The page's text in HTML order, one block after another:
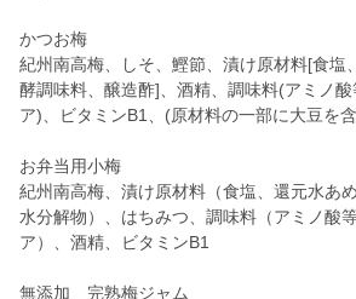
かつお梅
紀州南高梅、しそ、鰹節、漬け原材料[食塩
酵調味料、醸造酢]、酒精、調味料(アミノ
ア)、ビタミンB1、(原材料の一部に大豆を
お弁当用小梅
紀州南高梅、漬け原材料（食塩、還元水あ
水分解物）、はちみつ、調味料（アミノ酸
ア）、酒精、ビタミンB1
無添加 完熟梅ジャム